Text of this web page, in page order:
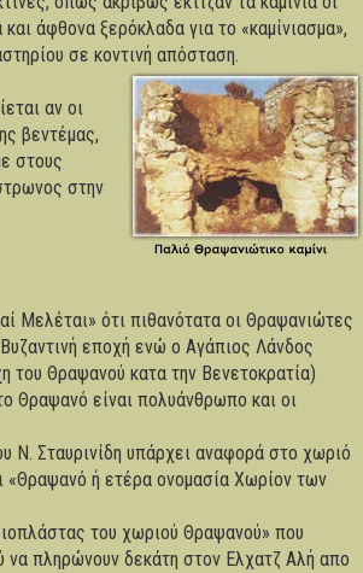
άφθονα ξερόκλαδα για το «καμίνιασμα»,
σε κοντινή απόσταση.
αν οι
βεντέμας,
στους
στην
Μελέται» ότι πιθανότατα οι Θραψανιώτες
εποχή ενώ ο Αγάπιος Λάνδος
Θραψανού κατα την Βενετοκρατία)
Θραψανό είναι πολυάνθρωπο και οι
Ν. Σταυρινίδη υπάρχει αναφορά στο χωριό
«Θραψανό ή ετέρα ονομασία Χωρίον των
του χωριού Θραψανού» που
να πληρώνουν δεκάτη στον Ελχατζ Αλή απο